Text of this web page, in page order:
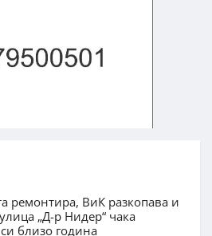
ремонтира, ВиК разкопава и
„Д-р Нидер“ чака
си близо година